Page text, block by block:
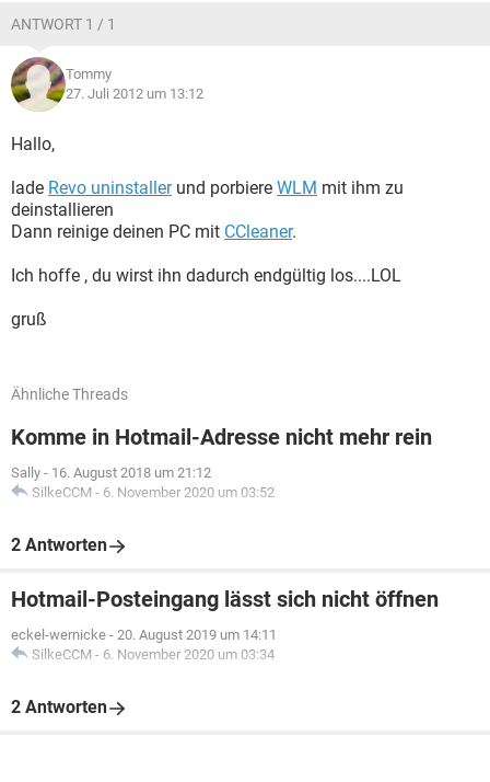
ANTWORT 1 / 1
Tommy
27. Juli 2012 um 13:12
Hallo,
lade Revo uninstallerund porbiere WLM mit ihm zu
deinstallieren
Dann reinige deinen PC mit CCleaner.
Ich hoffe , du wirst ihn dadurch endgültig los....LOL
gruß
Ähnliche Threads
Komme in Hotmail-Adresse nicht mehr rein
Sally - 16. August 2018 um 21:12
SilkeCCM - 6. November 2020 um 03:52
2 Antworten
Hotmail-Posteingang lässt sich nicht öffnen
eckel-wernicke - 20. August 2019 um 14:11
SilkeCCM - 6. November 2020 um 03:34
2 Antworten